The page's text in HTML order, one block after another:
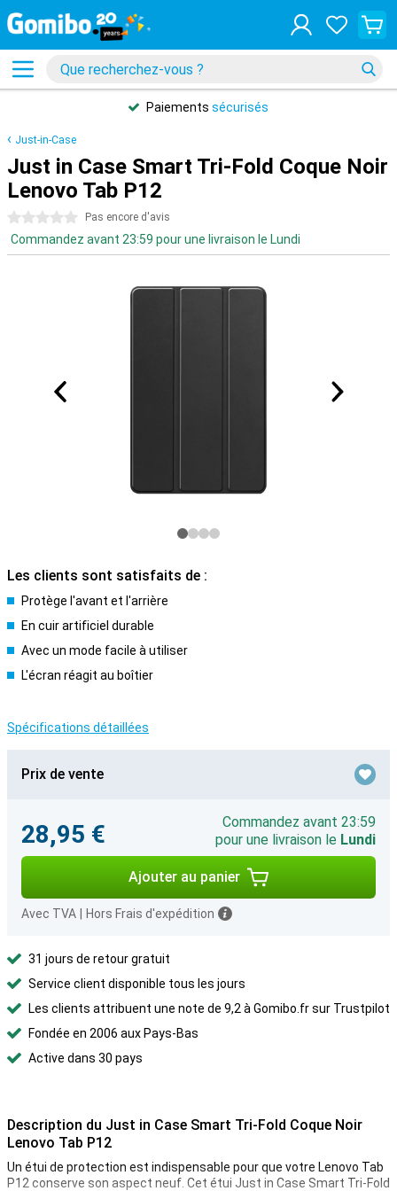
Paiements sécurisés
Just-in-Case
Just in Case Smart Tri-Fold Coque Noir
Lenovo Tab P12
0 étoiles Pas encore d'avis
Commandez avant 23:59 pour une livraison le Lundi
Les clients sont satisfaits de :
Protège l'avant et l'arrière
En cuir artificiel durable
Avec un mode facile à utiliser
L'écran réagit au boîtier
Spécifications détaillées
Prix de vente
28,95 €
Commandez avant 23:59
pour une livraison le Lundi
Ajouter au panier
Avec TVA Hors Frais d'expédition
31 jours de retour gratuit
Service client disponible tous les jours
Les clients attribuent une note de 9,2 à Gomibo.fr sur Trustpilot
Fondée en 2006 aux Pays-Bas
Active dans 30 pays
Description du Just in Case Smart Tri-Fold Coque Noir
Lenovo Tab P12
Un étui de protection est indispensable pour que votre Lenovo Tab
P12 conserve son aspect neuf. Cet étui Just in Case Smart Tri-Fold